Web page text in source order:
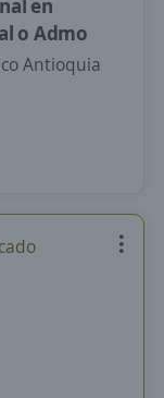
en
o Admo
Antioquia